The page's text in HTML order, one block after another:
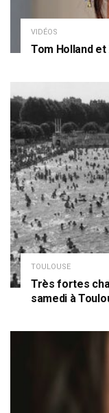
VIDÉOS
Tom Holland
TOULOUSE
Très fortes
samedi à